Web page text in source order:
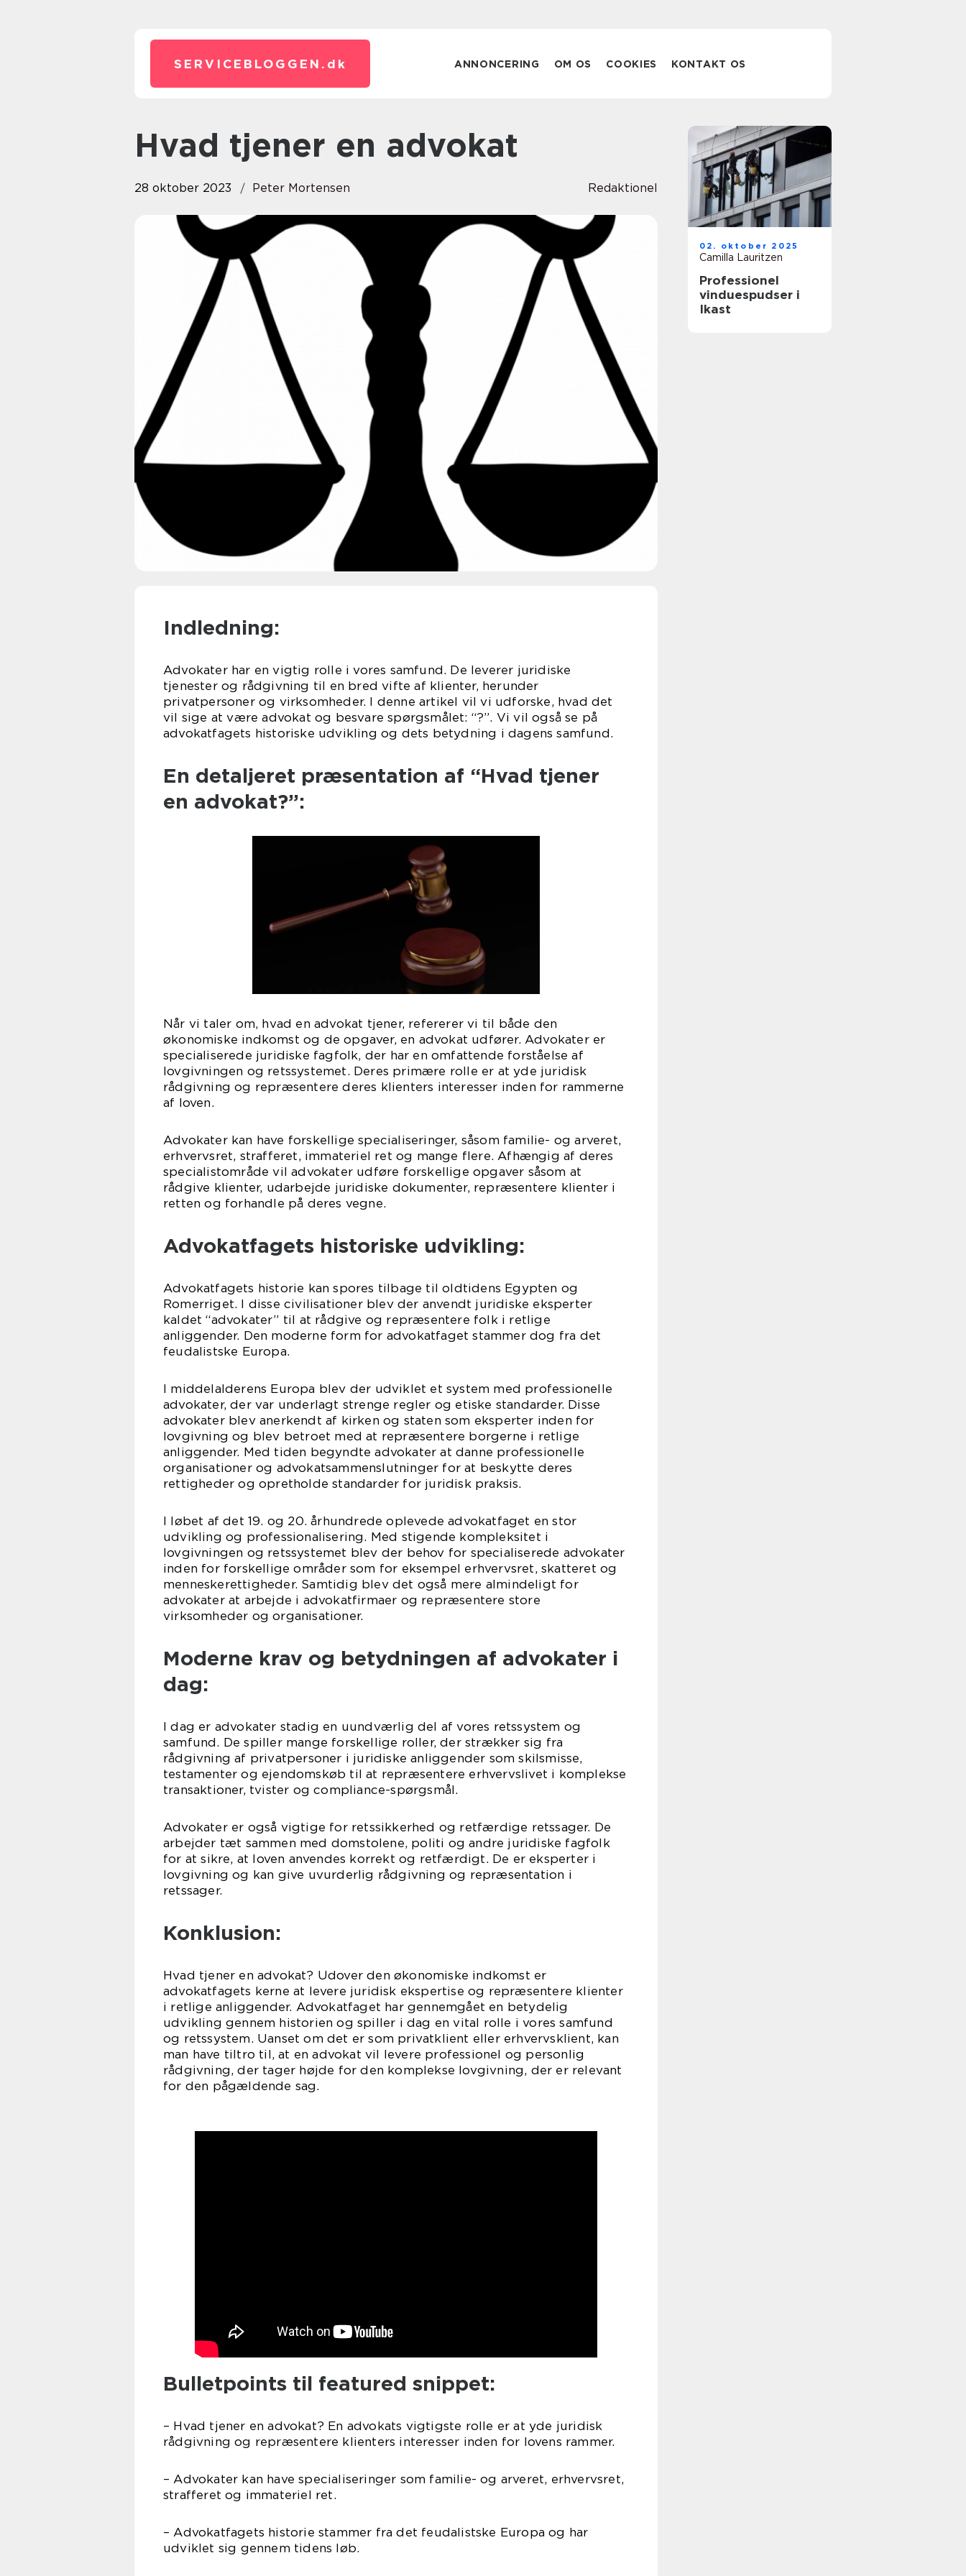
SERVICEBLOGGEN. dk ANNONCERING OM OS COOKIES KONTAKT OS
Hvad tjener en advokat
28 oktober 2023 Peter Mortensen Redaktionel
Indledning:
Advokater har en vigtig rolle i vores samfund. De leverer juridiske
tjenester og rådgivning til en bred vifte af klienter, herunder
privatpersoner og virksomheder. I denne artikel vil vi udforske, hvad det
vil sige at være advokat og besvare spørgsmålet: “?”. Vi vil også se på
advokatfagets historiske udvikling og dets betydning i dagens samfund.
En detaljeret præsentation af “Hvad tjener
en advokat?”:
Når vi taler om, hvad en advokat tjener, refererer vi til både den
økonomiske indkomst og de opgaver, en advokat udfører. Advokater er
specialiserede juridiske fagfolk, der har en omfattende forståelse af
lovgivningen og retssystemet. Deres primære rolle er at yde juridisk
rådgivning og repræsentere deres klienters interesser inden for rammerne
af loven.
Advokater kan have forskellige specialiseringer, såsom familie- og arveret,
erhvervsret, strafferet, immateriel ret og mange flere. Afhængig af deres
specialistområde vil advokater udføre forskellige opgaver såsom at
rådgive klienter, udarbejde juridiske dokumenter, repræsentere klienter i
retten og forhandle på deres vegne.
Advokatfagets historiske udvikling:
Advokatfagets historie kan spores tilbage til oldtidens Egypten og
Romerriget. I disse civilisationer blev der anvendt juridiske eksperter
kaldet “advokater” til at rådgive og repræsentere folk i retlige
anliggender. Den moderne form for advokatfaget stammer dog fra det
feudalistske Europa.
I middelalderens Europa blev der udviklet et system med professionelle
advokater, der var underlagt strenge regler og etiske standarder. Disse
advokater blev anerkendt af kirken og staten som eksperter inden for
lovgivning og blev betroet med at repræsentere borgerne i retlige
anliggender. Med tiden begyndte advokater at danne professionelle
organisationer og advokatsammenslutninger for at beskytte deres
rettigheder og opretholde standarder for juridisk praksis.
I løbet af det 19. og 20. århundrede oplevede advokatfaget en stor
udvikling og professionalisering. Med stigende kompleksitet i
lovgivningen og retssystemet blev der behov for specialiserede advokater
inden for forskellige områder som for eksempel erhvervsret, skatteret og
menneskerettigheder. Samtidig blev det også mere almindeligt for
advokater at arbejde i advokatfirmaer og repræsentere store
virksomheder og organisationer.
Moderne krav og betydningen af advokater i
dag:
I dag er advokater stadig en uundværlig del af vores retssystem og
samfund. De spiller mange forskellige roller, der strækker sig fra
rådgivning af privatpersoner i juridiske anliggender som skilsmisse,
testamenter og ejendomskøb til at repræsentere erhvervslivet i komplekse
transaktioner, tvister og compliance-spørgsmål.
Advokater er også vigtige for retssikkerhed og retfærdige retssager. De
arbejder tæt sammen med domstolene, politi og andre juridiske fagfolk
for at sikre, at loven anvendes korrekt og retfærdigt. De er eksperter i
lovgivning og kan give uvurderlig rådgivning og repræsentation i
retssager.
Konklusion:
Hvad tjener en advokat? Udover den økonomiske indkomst er
advokatfagets kerne at levere juridisk ekspertise og repræsentere klienter
i retlige anliggender. Advokatfaget har gennemgået en betydelig
udvikling gennem historien og spiller i dag en vital rolle i vores samfund
og retssystem. Uanset om det er som privatklient eller erhvervsklient, kan
man have tiltro til, at en advokat vil levere professionel og personlig
rådgivning, der tager højde for den komplekse lovgivning, der er relevant
for den pågældende sag.
Bulletpoints til featured snippet:
– Hvad tjener en advokat? En advokats vigtigste rolle er at yde juridisk
rådgivning og repræsentere klienters interesser inden for lovens rammer.
– Advokater kan have specialiseringer som familie- og arveret, erhvervsret,
strafferet og immateriel ret.
– Advokatfagets historie stammer fra det feudalistske Europa og har
udviklet sig gennem tidens løb.
02. oktober 2025
Camilla Lauritzen
Professionel
vinduespudser i
Ikast